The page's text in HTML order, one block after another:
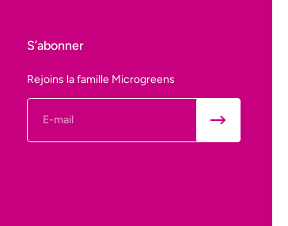
S’abonner
Rejoins la famille Microgreens